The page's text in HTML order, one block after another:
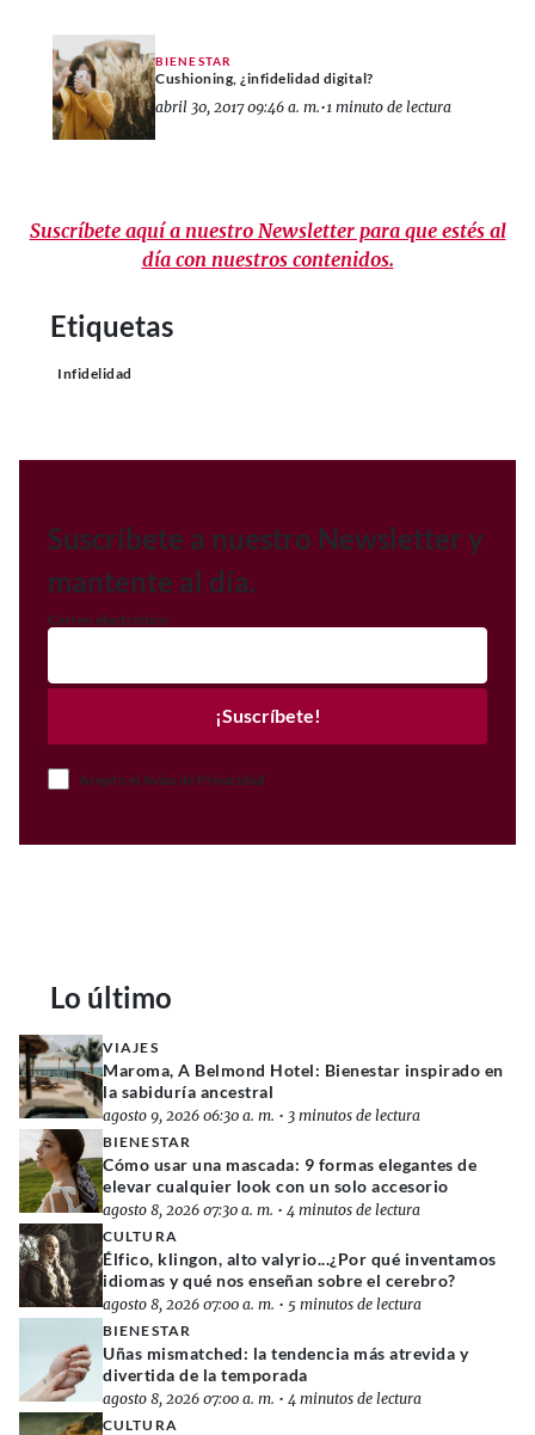
BIENESTAR
Cushioning, ¿infidelidad digital?
abril 30, 2017 09:46 a. m.•1 minuto de lectura
Suscríbete aquí a nuestro Newsletter para que estés al
día con nuestros contenidos.
Etiquetas
Infidelidad
Suscríbete a nuestro Newsletter y
mantente al día.
Correo electrónico
¡Suscríbete!
Acepto el Aviso de Privacidad
Lo último
VIAJES
Maroma, A Belmond Hotel: Bienestar inspirado en
la sabiduría ancestral
agosto 9, 2026 06:30 a. m. • 3 minutos de lectura
BIENESTAR
Cómo usar una mascada: 9 formas elegantes de
elevar cualquier look con un solo accesorio
agosto 8, 2026 07:30 a. m. • 4 minutos de lectura
CULTURA
Élfico, klingon, alto valyrio...¿Por qué inventamos
idiomas y qué nos enseñan sobre el cerebro?
agosto 8, 2026 07:00 a. m. • 5 minutos de lectura
BIENESTAR
Uñas mismatched: la tendencia más atrevida y
divertida de la temporada
agosto 8, 2026 07:00 a. m. • 4 minutos de lectura
CULTURA